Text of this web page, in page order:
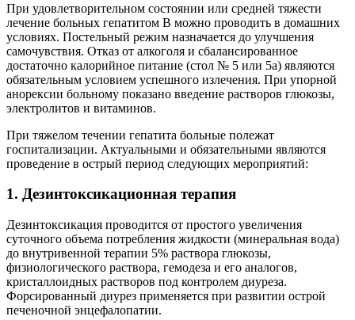
При удовлетворительном состоянии или средней тяжести
лечение больных гепатитом В можно проводить в домашних
условиях. Постельный режим назначается до улучшения
самочувствия. Отказ от алкоголя и сбалансированное
достаточно калорийное питание (стол № 5 или 5а) являются
обязательным условием успешного излечения. При упорной
анорексии больному показано введение растворов глюкозы,
электролитов и витаминов.
При тяжелом течении гепатита больные полежат
госпитализации. Актуальными и обязательными являются
проведение в острый период следующих мероприятий:
1. Дезинтоксикационная терапия
Дезинтоксикация проводится от простого увеличения
суточного объема потребления жидкости (минеральная вода)
до внутривенной терапии 5% раствора глюкозы,
физиологического раствора, гемодеза и его аналогов,
кристаллоидных растворов под контролем диуреза.
Форсированный диурез применяется при развитии острой
печеночной энцефалопатии.